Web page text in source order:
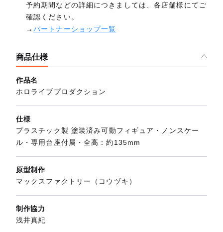
予約期間などの詳細につきましては、各店舗様にてご
確認ください。
→パートナーショップ一覧
商品仕様
作品名
ホロライブプロダクション
仕様
プラスチック製 塗装済み可動フィギュア・ノンスケー
ル・専用台座付属・全高：約135mm
原型制作
マックスファクトリー（コウヅキ）
制作協力
浅井真紀